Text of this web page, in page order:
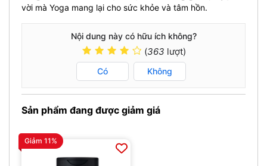
vời mà Yoga mang lại cho sức khỏe và tâm hồn.
Nội dung này có hữu ích không?
(363 lượt)
Có Không
Sản phẩm đang được giảm giá
Giảm 11%